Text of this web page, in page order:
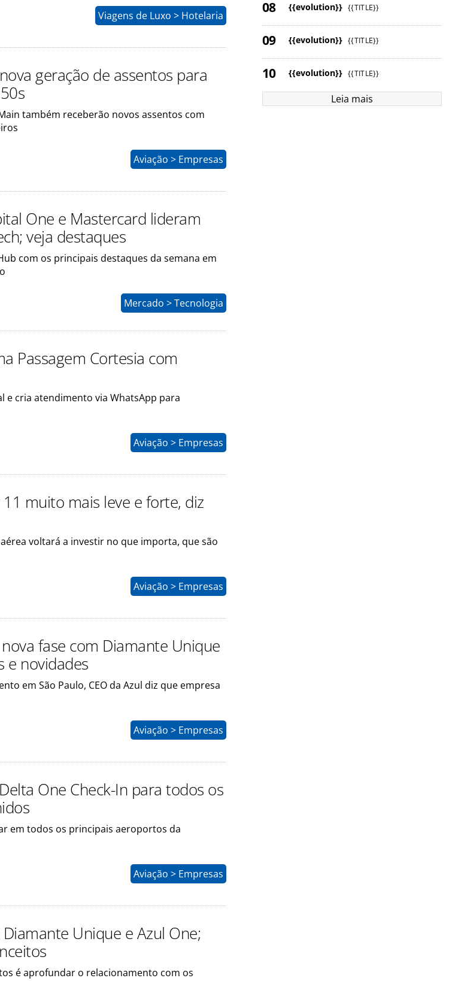
Viagens de Luxo > Hotelaria
geração de assentos para
também receberão novos assentos com
Aviação > Empresas
One e Mastercard lideram
veja destaques
com os principais destaques da semana em
Mercado > Tecnologia
Passagem Cortesia com
e cria atendimento via WhatsApp para
Aviação > Empresas
muito mais leve e forte, diz
voltará a investir no que importa, que são
Aviação > Empresas
fase com Diamante Unique
e novidades
em São Paulo, CEO da Azul diz que empresa
Aviação > Empresas
One Check-In para todos os
em todos os principais aeroportos da
Aviação > Empresas
Unique e Azul One;
é aprofundar o relacionamento com os
{{evolution}} {{TITLE}}
{{evolution}} {{TITLE}}
{{evolution}} {{TITLE}}
Leia mais